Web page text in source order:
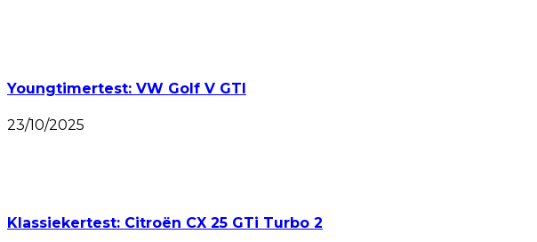
Youngtimertest: VW Golf V GTI
23/10/2025
Klassiekertest: Citroën CX 25 GTi Turbo 2